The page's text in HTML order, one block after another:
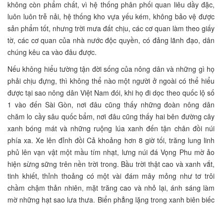
không còn phẩm chất, vì hệ thống phân phối quan liêu dầy đặc,
luôn luôn trễ nải, hệ thống kho vựa yếu kém, không bảo vệ được
sản phẩm tốt, nhưng trời mưa đất chịu, các cơ quan làm theo giấy
tờ, các cơ quan của nhà nước độc quyền, có đảng lãnh đạo, dân
chúng kêu ca vào đâu được.
Nếu không hiểu tường tận đời sống của nông dân và những gì họ
phải chịu đựng, thì không thể nào một người ở ngoài có thể hiểu
được tại sao nông dân Việt Nam đói, khi họ đi dọc theo quốc lộ số
1 vào đến Sài Gòn, nơi đâu cũng thấy những đoàn nông dân
chăm lo cầy sâu quốc bẩm, nơi đâu cũng thấy hai bên đường cây
xanh bóng mát và những ruộng lúa xanh đến tận chân đồi núi
phía xa. Xe lên đỉnh đồi Cả khoảng hơn 8 giờ tối, trăng lung linh
phủ lên vạn vật một mầu tím nhạt, lưng núi đá Vọng Phu mờ ảo
hiện sừng sững trên nền trời trong. Bầu trời thật cao và xanh vắt,
tinh khiết, thỉnh thoảng có một vài đám mây mỏng như tơ trôi
chầm chậm thản nhiên, mặt trăng cao và nhỏ lại, ánh sáng làm
mờ những hạt sao lưa thưa. Biển phẳng lặng trong xanh biên biếc